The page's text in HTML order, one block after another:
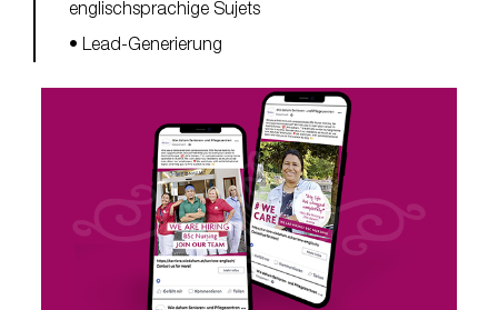
englischsprachige Sujets
• Lead-Generierung